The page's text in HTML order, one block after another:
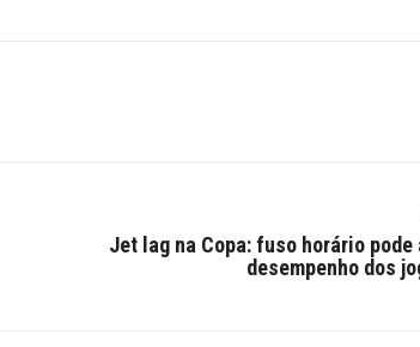
Jet lag na Copa: fuso horário
desempenho dos